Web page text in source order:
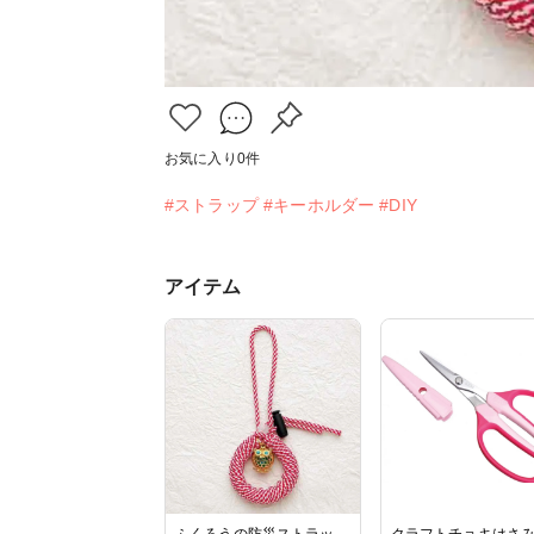
お気に入り 0件
#ストラップ #キーホルダー #DIY
アイテム